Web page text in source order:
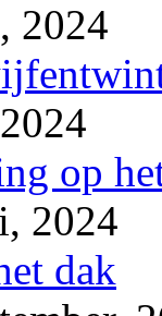
2024
op
2024
dak